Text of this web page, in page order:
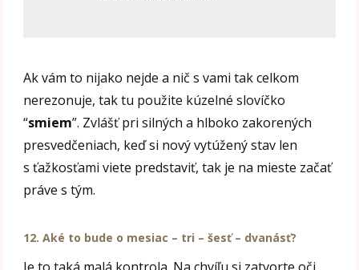
Ak vám to nijako nejde a nič s vami tak celkom
nerezonuje, tak tu použite kúzelné slovíčko
“smiem”. Zvlášť pri silných a hlboko zakorených
presvedčeniach, keď si nový vytúžený stav len
s ťažkosťami viete predstaviť, tak je na mieste začať
práve s tým.
12.Aké to bude o mesiac – tri – šesť – dvanásť?